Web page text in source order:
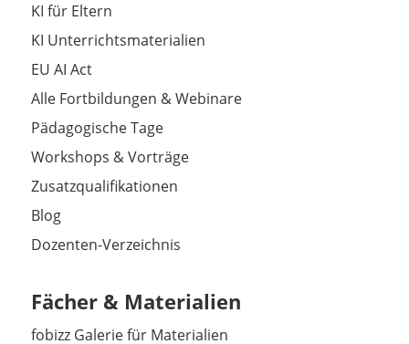
KI für Eltern
KI Unterrichtsmaterialien
EU AI Act
Alle Fortbildungen & Webinare
Pädagogische Tage
Workshops & Vorträge
Zusatzqualifikationen
Blog
Dozenten-Verzeichnis
Fächer & Materialien
fobizz Galerie für Materialien